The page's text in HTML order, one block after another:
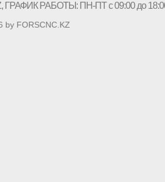
, ГРАФИК РАБОТЫ: ПН-ПТ с 09:00 до
by FORSCNC.KZ